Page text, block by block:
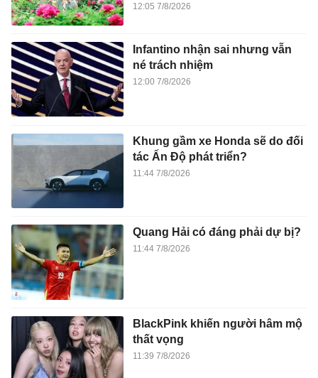
12:05 7/8/2026
Infantino nhận sai nhưng vẫn
né trách nhiệm
12:00 7/8/2026
Khung gầm xe Honda sẽ do đối
tác Ấn Độ phát triển?
11:44 7/8/2026
Quang Hải có đáng phải dự bị?
11:44 7/8/2026
BlackPink khiến người hâm mộ
thất vọng
11:39 7/8/2026